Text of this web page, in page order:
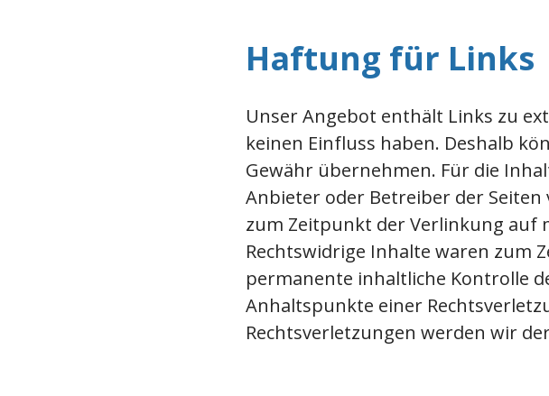
Haftung für Links
Unser Angebot enthält Links zu
keinen Einfluss haben. Deshalb
Gewähr übernehmen. Für die
Anbieter oder Betreiber der
zum Zeitpunkt der Verlinkung auf
Rechtswidrige Inhalte waren zum
permanente inhaltliche Kontrolle
Anhaltspunkte einer
Rechtsverletzungen werden wir